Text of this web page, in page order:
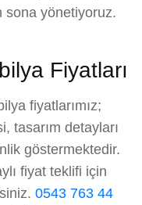
sona yönetiyoruz.
Fiyatları
fiyatlarımız;
tasarım detayları
göstermektedir.
fiyat teklifi için
0543 763 44